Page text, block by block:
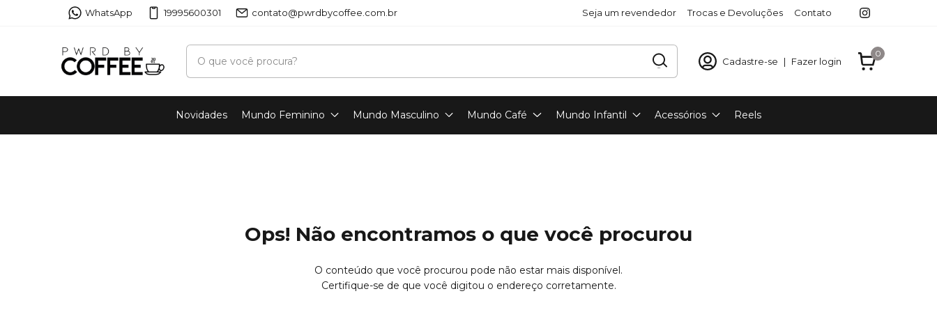
WhatsApp 19995600301 contato@pwrdbycoffee.com.br Seja um revendedor Trocas e Devoluções Contato
Cadastre-se | Fazer login
0
Novidades Mundo Feminino Mundo Masculino Mundo Café Mundo Infantil Acessórios Reels
Ops! Não encontramos o que você procurou
O conteúdo que você procurou pode não estar mais disponível.
Certifique-se de que você digitou o endereço corretamente.